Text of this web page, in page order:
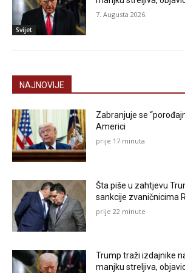
Svijet
7. Augusta 2026.
NAJNOVIJE
Zabranjuje se
Americi
prije 17 minuta
Šta piše u zahtjevu
sankcije zvaničnicima
prije 22 minute
Trump traži izdajnike
manjku streljiva,